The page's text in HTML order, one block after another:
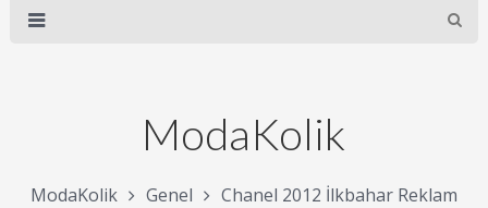
ModaKolik
ModaKolik Genel
Chanel 2012 İlkbahar Reklam